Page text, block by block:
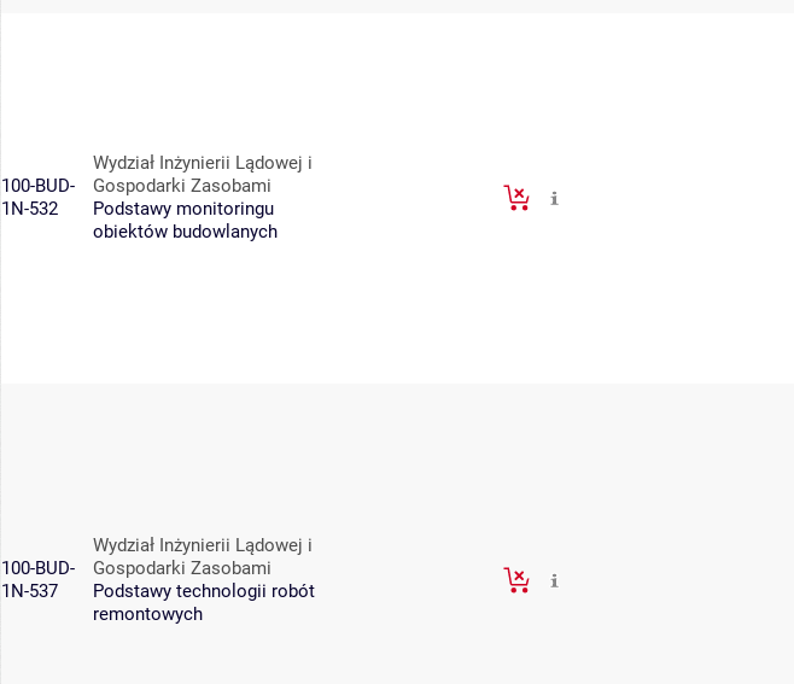
100-BUD-
1N-532
Wydział Inżynierii Lądowej i
Gospodarki Zasobami
Podstawy monitoringu
obiektów budowlanych
100-BUD-
1N-537
Wydział Inżynierii Lądowej i
Gospodarki Zasobami
Podstawy technologii robót
remontowych